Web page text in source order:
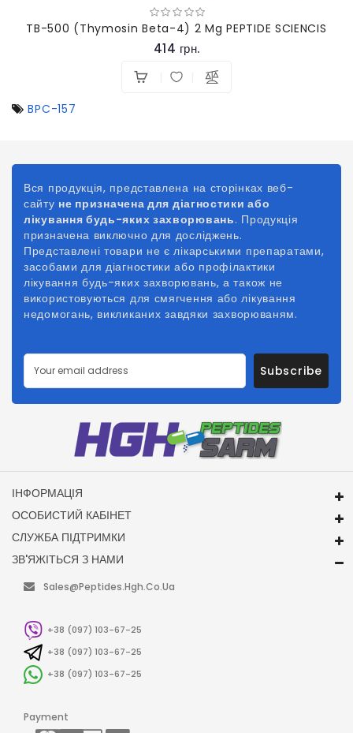
TB-500 (Thymosin Beta-4) 2 Mg PEPTIDE SCIENCIS
414 грн.
BPC-157
Вся продукція, представлена на сторінках веб-
сайту не призначена для діагностики або
лікування будь-яких захворювань. Продукція
призначена виключно для досліджень.
Представлені товари не є лікарськими препаратами,
засобами для діагностики або профілактики
лікування будь-яких захворювань, а також не
використовуються для смягчення або лікування
недомогань, викликанихзавдяки захворюваням.
Subscribe
ІНФОРМАЦІЯ
ОСОБИСТИЙ КАБІНЕТ
СЛУЖБА ПІДТРИМКИ
ЗВ'ЯЖІТЬСЯ З НАМИ
Sales@peptides.hgh.co.ua
+38 (097) 103-67-25
+38 (097) 103-67-25
+38 (097) 103-67-25
Payment